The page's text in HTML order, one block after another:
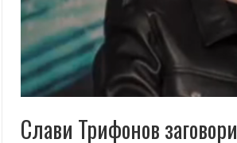
Слави Трифонов